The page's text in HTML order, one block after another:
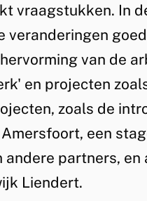
vraagstukken. In
veranderingen
van de
en projecten
zoals de
een
partners, en
Liendert.